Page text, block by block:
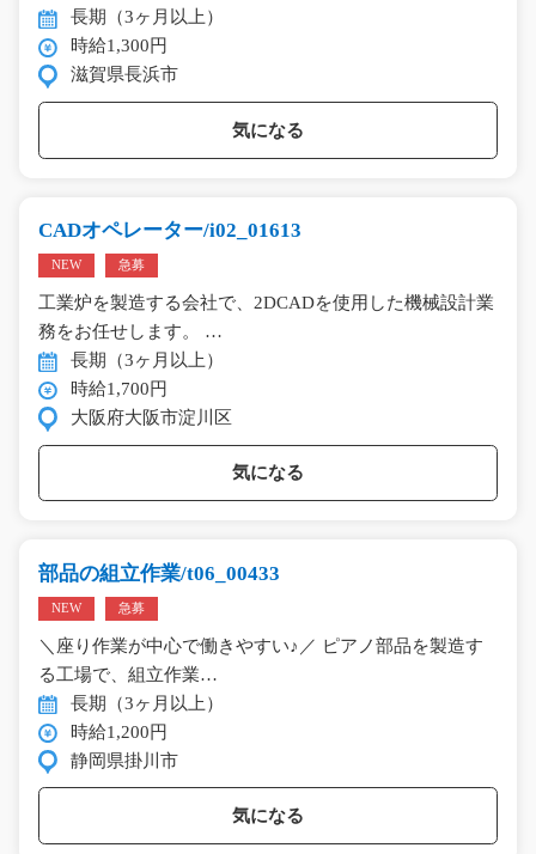
長期（3ヶ月以上）
時給1,300円
滋賀県長浜市
気になる
CADオペレーター/i02_01613
NEW 急募
工業炉を製造する会社で、2DCADを使用した機械設計業
務をお任せします。 …
長期（3ヶ月以上）
時給1,700円
大阪府大阪市淀川区
気になる
部品の組立作業/t06_00433
NEW 急募
＼座り作業が中心で働きやすい♪／ ピアノ部品を製造す
る工場で、組立作業…
長期（3ヶ月以上）
時給1,200円
静岡県掛川市
気になる